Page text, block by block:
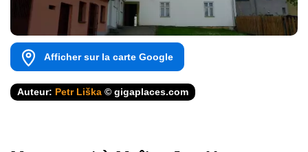
Afficher sur la carte Google
Auteur: Petr Liška © gigaplaces.com